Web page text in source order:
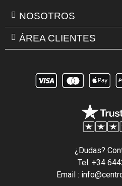
NOSOTROS
ÁREA CLIENTES
¿Dudas?
Tel: +34
Email :